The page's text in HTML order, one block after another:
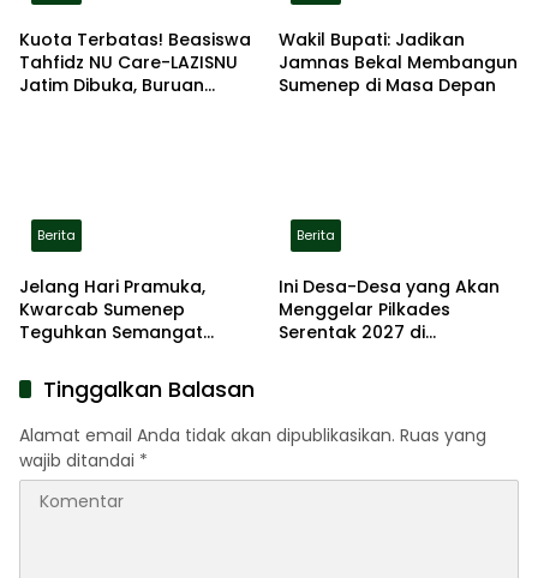
Kuota Terbatas! Beasiswa
Tahfidz NU Care-LAZISNU
Jatim Dibuka, Buruan
Wakil Bupati: Jadikan
Jamnas Bekal Membangun
Sumenep di Masa Depan
Berita
Jelang Hari Pramuka,
Kwarcab Sumenep
Teguhkan Semangat
Pahlawan
Berita
Ini Desa-Desa yang Akan
Menggelar Pilkades
Serentak 2027 di
Tinggalkan Balasan
Alamat email Anda tidak akan dipublikasikan. Ruas yang
wajib ditandai *